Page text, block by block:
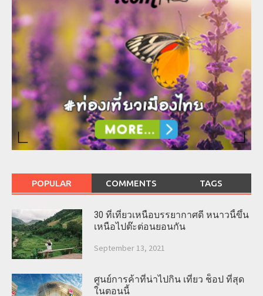
POPULAR COMMENTS TAGS
30 ที่เที่ยวเหนือบรรยากาศดี หนาวนี้ขึ้น
เหนือไปต๊ะต่อนยอนกัน
September 13, 2021
ศูนย์การค้าที่น่าไปกิน เที่ยว ช็อป ที่สุด
ในตอนนี้